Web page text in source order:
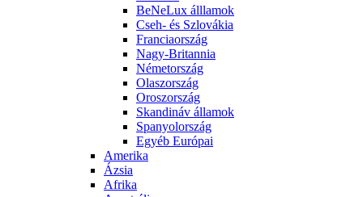
BeNeLux álllamok
Cseh- és Szlovákia
Franciaország
Nagy-Britannia
Németország
Olaszország
Oroszország
Skandináv államok
Spanyolország
Egyéb Európai
Amerika
Ázsia
Afrika